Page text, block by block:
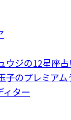
ウジの12星座占
子のプレミアム
ィター